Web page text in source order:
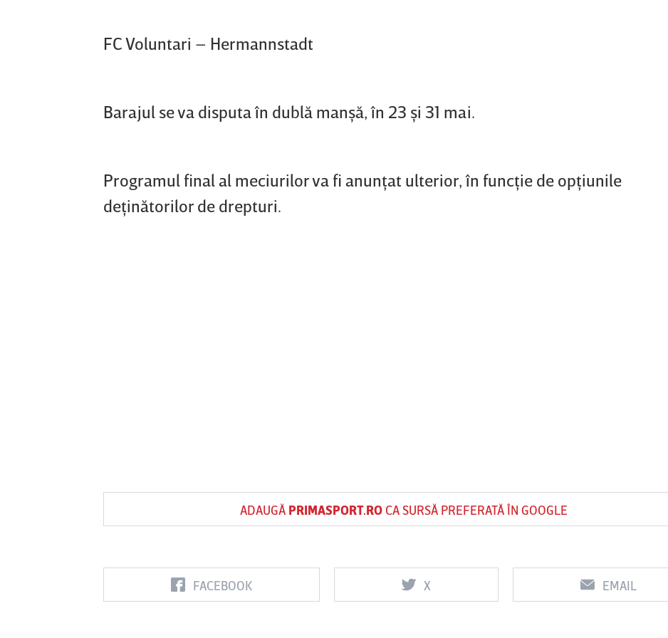
FC Voluntari – Hermannstadt
Barajul se va disputa în dublă manşă, în 23 şi 31 mai.
Programul final al meciurilor va fi anunţat ulterior, în funcţie de opţiunile
deţinătorilor de drepturi.
ADAUGĂ PRIMASPORT.ROCA SURSĂ PREFERATĂ ÎN GOOGLE
FACEBOOK X EMAIL